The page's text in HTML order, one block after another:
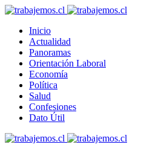
Inicio
Actualidad
Panoramas
Orientación Laboral
Economía
Política
Salud
Confesiones
Dato Útil